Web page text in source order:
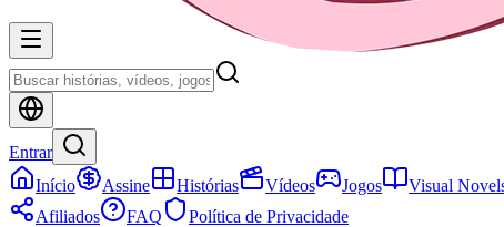
Entrar
Início
Assine Histórias Vídeos Jogos Visual
Afiliados
FAQ
Política de Privacidade